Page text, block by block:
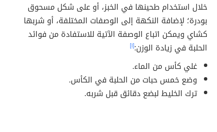
خلال استخدام طحينها في الخبز، أو على شكل مسحوق
بودرة؛ لإضافة النكهة إلى الوصفات المختلفة، أو شربها
كشاي ويمكن اتباع الوصفة الآتية للاستفادة من فوائد
الحلبة في زيادة الوزن:[١]
غلي كأس من الماء.
وضع خمس حبات من الحلبة في الكأس.
ترك الخليط لبضع دقائق قبل شربه.